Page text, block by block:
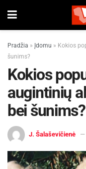
Pradžia » Įdomu » Kokios
šunims?
Kokios
augintinių
bei šunims?
J. Šalaševičienė